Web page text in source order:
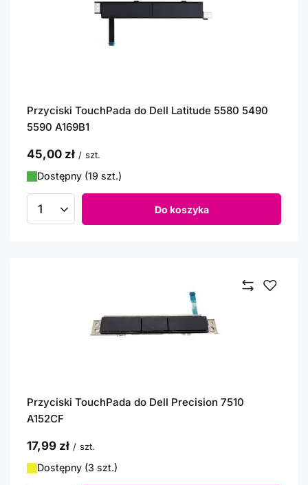
Przyciski TouchPada do Dell Latitude 5580 5490
5590 A169B1
45,00 zł / szt.
Dostępny (19 szt.)
Ilość produktów Do koszyka
Przyciski TouchPada do Dell Precision 7510
A152CF
17,99 zł / szt.
Dostępny (3 szt.)